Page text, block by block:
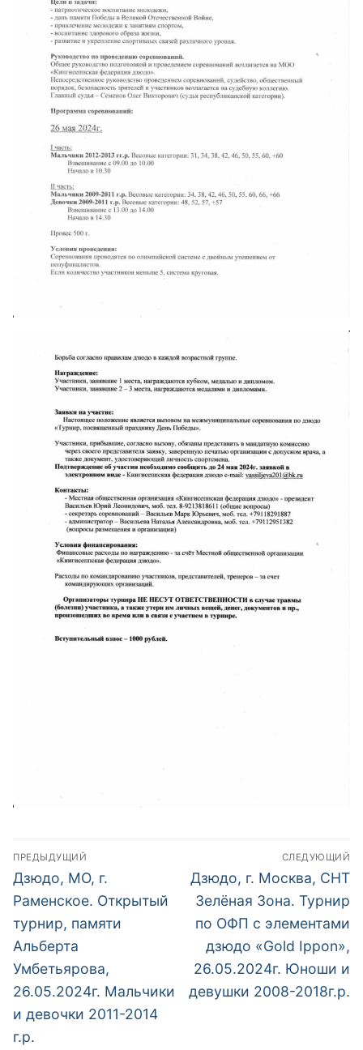
Навигация
по
записям
ПРЕДЫДУЩИЙ
Предыдущий
пост:
Дзюдо, МО, г.
Раменское. Открытый
турнир, памяти
Альберта
Умбетьярова,
26.05.2024г. Мальчики
и девочки 2011-2014
г.р.
СЛЕДУЮЩИЙ
Следующий
пост:
Дзюдо, г. Москва, СНТ
Зелёная Зона. Турнир
по ОФП с элементами
дзюдо «Gold Ippon»,
26.05.2024г. Юноши и
девушки 2008-2018г.р.